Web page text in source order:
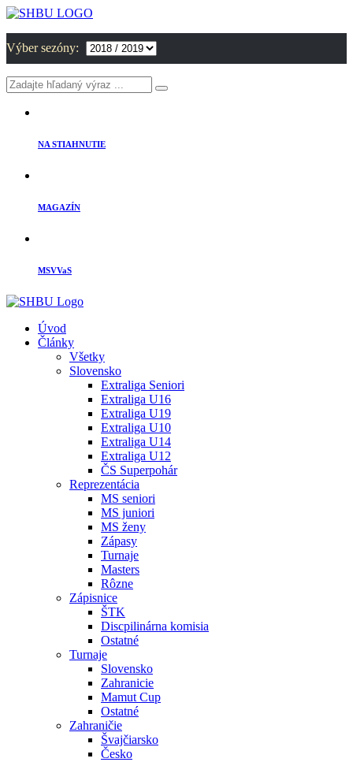
Výber sezóny:
NA STIAHNUTIE
MAGAZÍN
MSVVaS
Úvod
Články
Všetky
Slovensko
Extraliga Seniori
Extraliga U16
Extraliga U19
Extraliga U10
Extraliga U14
Extraliga U12
ČS Superpohár
Reprezentácia
MS seniori
MS juniori
MS ženy
Zápasy
Turnaje
Masters
Rôzne
Zápisnice
ŠTK
Discpilinárna komisia
Ostatné
Turnaje
Slovensko
Zahranicie
Mamut Cup
Ostatné
Zahraničie
Švajčiarsko
Česko